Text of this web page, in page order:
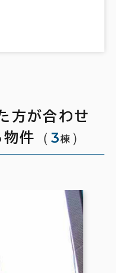
方が合わせ
物件
（ 3棟 ）